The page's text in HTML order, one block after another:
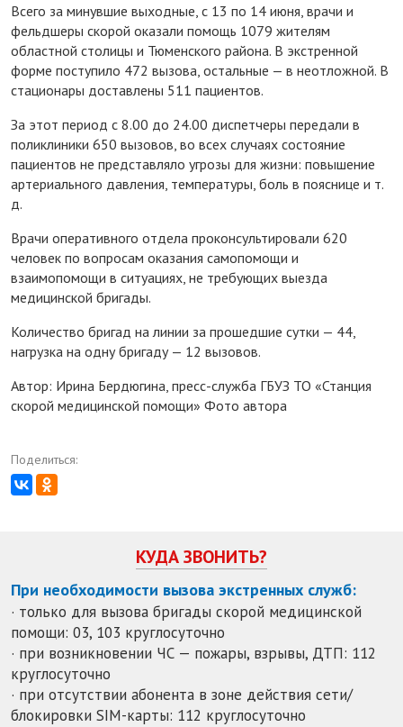
Всего за минувшие выходные, с 13 по 14 июня, врачи и
фельдшеры скорой оказали помощь 1079 жителям
областной столицы и Тюменского района. В экстренной
форме поступило 472 вызова, остальные — в неотложной. В
стационары доставлены 511 пациентов.
За этот период с 8.00 до 24.00 диспетчеры передали в
поликлиники 650 вызовов, во всех случаях состояние
пациентов не представляло угрозы для жизни: повышение
артериального давления, температуры, боль в пояснице и т.
д.
Врачи оперативного отдела проконсультировали 620
человек по вопросам оказания самопомощи и
взаимопомощи в ситуациях, не требующих выезда
медицинской бригады.
Количество бригад на линии за прошедшие сутки — 44,
нагрузка на одну бригаду — 12 вызовов.
Автор: Ирина Бердюгина, пресс-служба ГБУЗ ТО «Станция
скорой медицинской помощи» Фото автора
Поделиться:
КУДА ЗВОНИТЬ?
При необходимости вызова экстренных служб:
· только для вызова бригады скорой медицинской
помощи: 03, 103 круглосуточно
· при возникновении ЧС — пожары, взрывы, ДТП: 112
круглосуточно
· при отсутствии абонента в зоне действия сети/
блокировки SIM-карты: 112 круглосуточно